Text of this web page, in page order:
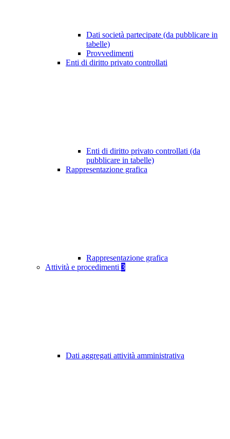
Dati società partecipate (da pubblicare in
tabelle)
Provvedimenti
Enti di diritto privato controllati
Enti di diritto privato controllati (da
pubblicare in tabelle)
Rappresentazione grafica
Rappresentazione grafica
Attività e procedimenti 3
Dati aggregati attività amministrativa